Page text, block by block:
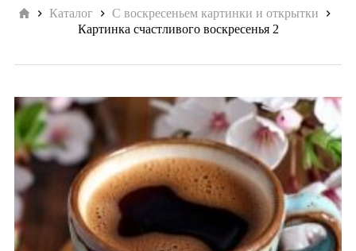
Главная
Каталог
С воскресеньем картинки и открытки
Картинка счастливого воскресенья 2